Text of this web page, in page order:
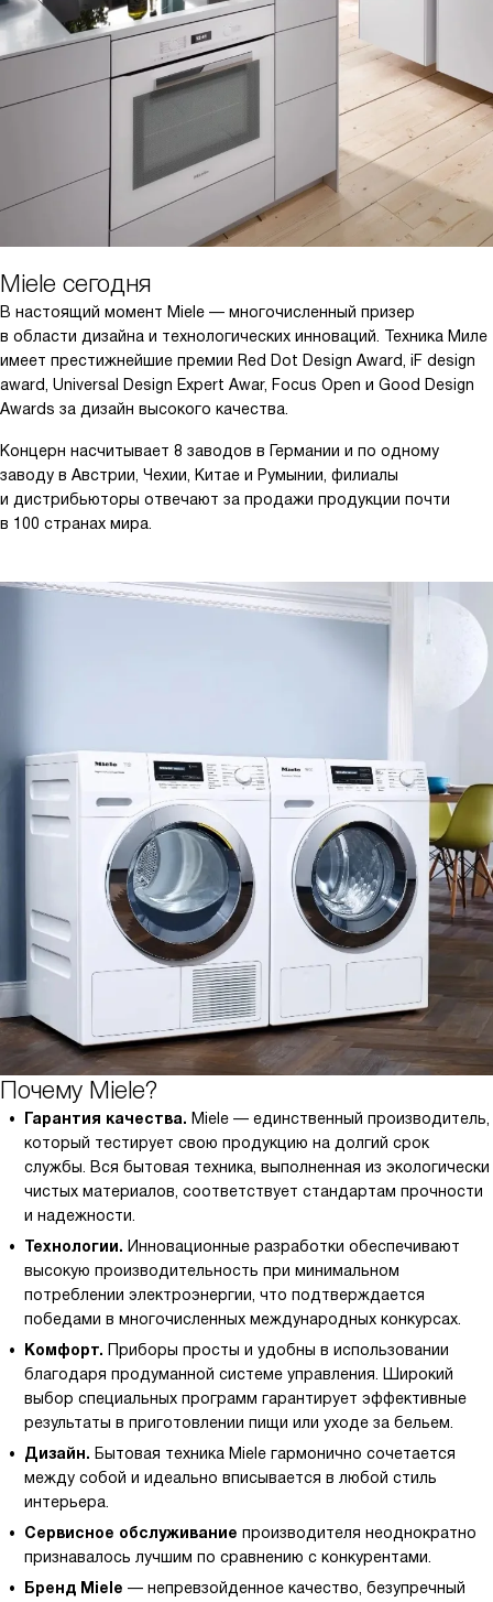
Miele сегодня
В настоящий момент Miele — многочисленный призер
в области дизайна и технологических инноваций. Техника Миле
имеет престижнейшие премии Red Dot Design Award, iF design
award, Universal Design Expert Awar, Focus Open и Good Design
Awards за дизайн высокого качества.
Концерн насчитывает 8 заводов в Германии и по одному
заводу в Австрии, Чехии, Китае и Румынии, филиалы
и дистрибьюторы отвечают за продажи продукции почти
в 100 странах мира.
Почему Miele?
Гарантия качества. Miele — единственный производитель,
который тестирует свою продукцию на долгий срок
службы. Вся бытовая техника, выполненная из экологически
чистых материалов, соответствует стандартам прочности
и надежности.
Технологии. Инновационные разработки обеспечивают
высокую производительность при минимальном
потреблении электроэнергии, что подтверждается
победами в многочисленных международных конкурсах.
Комфорт. Приборы просты и удобны в использовании
благодаря продуманной системе управления. Широкий
выбор специальных программ гарантирует эффективные
результаты в приготовлении пищи или уходе за бельем.
Дизайн. Бытовая техника Miele гармонично сочетается
между собой и идеально вписывается в любой стиль
интерьера.
Сервисное обслуживание производителя неоднократно
признавалось лучшим по сравнению с конкурентами.
Бренд Miele — непревзойденное качество, безупречный